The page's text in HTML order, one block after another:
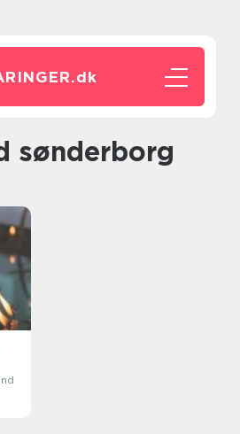
dk
sønderborg